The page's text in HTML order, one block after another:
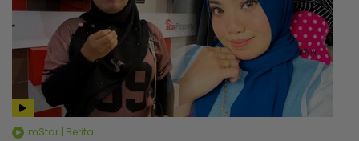
mStar | Berita